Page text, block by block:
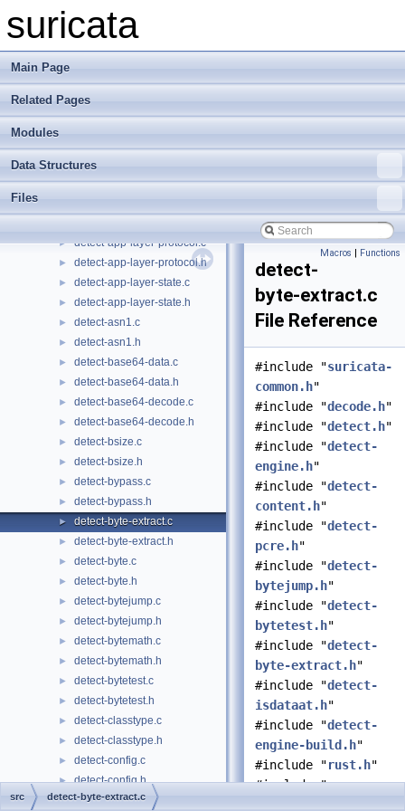
suricata
Main Page
Related Pages
Modules
Data Structures
Files
► defrag-config.h
►
► defrag-stack.c
► defrag-stack.h
► defrag.c
► defrag.h
► detect-app-layer-protocol.c
► detect-app-layer-protocol.h
► detect-app-layer-state.c
► detect-app-layer-state.h
► detect-asn1.c
► detect-asn1.h
► detect-base64-data.c
► detect-base64-data.h
► detect-base64-decode.c
► detect-base64-decode.h
► detect-bsize.c
► detect-bsize.h
► detect-bypass.c
► detect-bypass.h
► detect-byte-extract.c
► detect-byte-extract.h
► detect-byte.c
► detect-byte.h
► detect-bytejump.c
► detect-bytejump.h
► detect-bytemath.c
► detect-bytemath.h
► detect-bytetest.c
► detect-bytetest.h
► detect-classtype.c
► detect-classtype.h
► detect-config.c
► detect-config.h
► detect-content.c
Macros | Functions
detect-
byte-extract.c
File Reference
#include "suricata-
common.h"
#include "decode.h"
#include "detect.h"
#include "detect-
engine.h"
#include "detect-
content.h"
#include "detect-
pcre.h"
#include "detect-
bytejump.h"
#include "detect-
bytetest.h"
#include "detect-
byte-extract.h"
#include "detect-
isdataat.h"
#include "detect-
engine-build.h"
#include "rust.h"
#include "app-
src detect-byte-extract.c